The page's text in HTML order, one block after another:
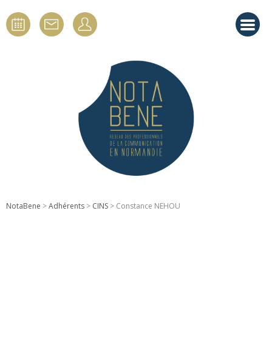
NotaBene >Adhérents > CINS > Constance NEHOU